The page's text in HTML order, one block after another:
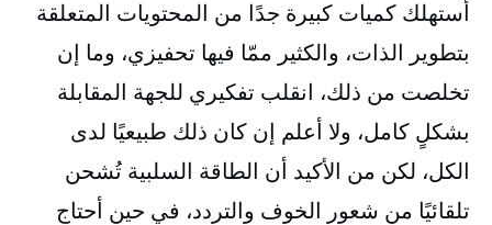
أستهلك كميات كبيرة جدًا من المحتويات المتعلقة
بتطوير الذات، والكثير ممّا فيها تحفيزي، وما إن
تخلصت من ذلك، انقلب تفكيري للجهة المقابلة
بشكلٍ كامل، ولا أعلم إن كان ذلك طبيعيًا لدى
الكل، لكن من الأكيد أن الطاقة السلبية تُشحن
تلقائيًا من شعور الخوف والتردد، في حين أحتاج